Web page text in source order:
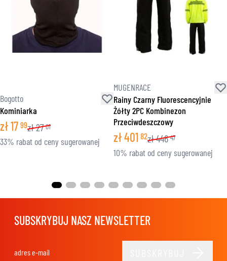
Bogotto
Kominiarka
zł17 99zł27 01
33% rabat od ceny sugerowanej
MUGENRACE
Rainy Czarny Fluorescencyjnie
Żółty 2PC Kombinezon
Przeciwdeszczowy
zł401 82zł446 47
10% rabat od ceny sugerowanej
SUBSKRYBUJ NASZ NEWSLETTER